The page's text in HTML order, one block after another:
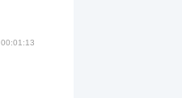
00:01:13